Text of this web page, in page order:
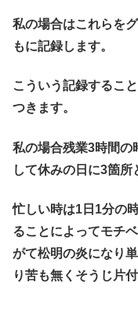
私の場合はこれらを
もに記録します。
こういう記録するこ
つきます。
私の場合残業3時間の
して休みの日に3箇所
忙しい時は1日1分の
ることによってモチ
がて松明の炎になり
り苦も無くそうじ片